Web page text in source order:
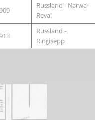
Russland - Narwa-
Reval
Russland -
Ringisepp